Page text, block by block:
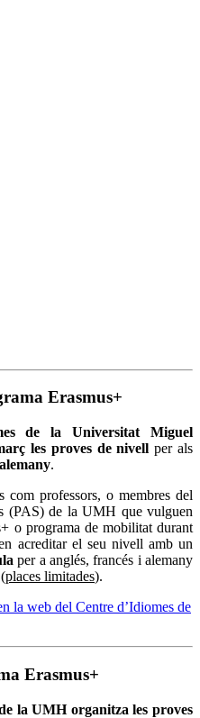
Erasmus+
de la Universitat Miguel
les proves de nivellper als
.
com professors, o membres del
(PAS) de la UMH que vulguen
o programa de mobilitat durant
acreditar el seu nivell amb un
per a anglés, francés i alemany
(places limitades).
la web del Centre d’Idiomes de
Erasmus+
la UMH organitza les proves